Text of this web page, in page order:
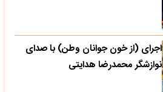
اجرای (از خون جوانان وطن) با صدای
نوازشگر محمدرضا هدایتی